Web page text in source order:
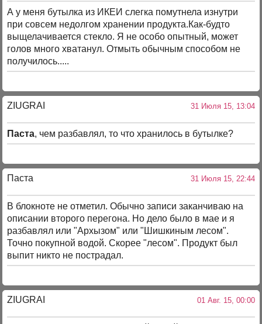
А у меня бутылка из ИКЕИ слегка помутнела изнутри
при совсем недолгом хранении продукта.Как-будто
выщелачивается стекло. Я не особо опытный, может
голов много хватанул. Отмыть обычным способом не
получилось.....
ZIUGRAI 31 Июля 15, 13:04
Паста, чем разбавлял, то что хранилось в бутылке?
Паста 31 Июля 15, 22:44
В блокноте не отметил. Обычно записи заканчиваю на
описании второго перегона. Но дело было в мае и я
разбавлял или "Архызом" или "Шишкиным лесом".
Точно покупной водой. Скорее "лесом". Продукт был
выпит никто не пострадал.
ZIUGRAI 01 Авг. 15, 00:00